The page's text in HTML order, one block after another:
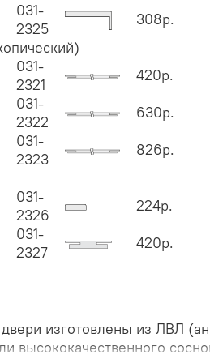
031-
2325
308р.
031-
2321
420р.
031-
2322
630р.
031-
2323
826р.
031-
2326
224р.
031-
2327
420р.
изготовлены из ЛВЛ
высококачественного